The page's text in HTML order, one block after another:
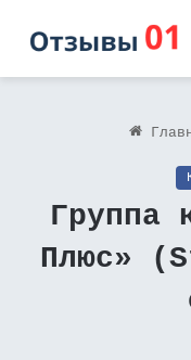
Группа
Плюс»